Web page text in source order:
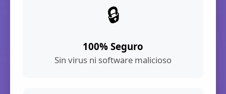
🔒
100% Seguro
Sin virus ni software malicioso